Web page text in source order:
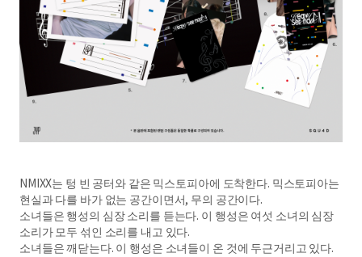
NMIXX는 텅 빈 공터와 같은 믹스토피아에 도착한다. 믹스토피아는
현실과 다를 바가 없는 공간이면서, 무의 공간이다.
소녀들은 행성의 심장 소리를 듣는다. 이 행성은 여섯 소녀의 심장
소리가 모두 섞인 소리를 내고 있다.
소녀들은 깨닫는다. 이 행성은 소녀들이 온 것에 두근거리고 있다.